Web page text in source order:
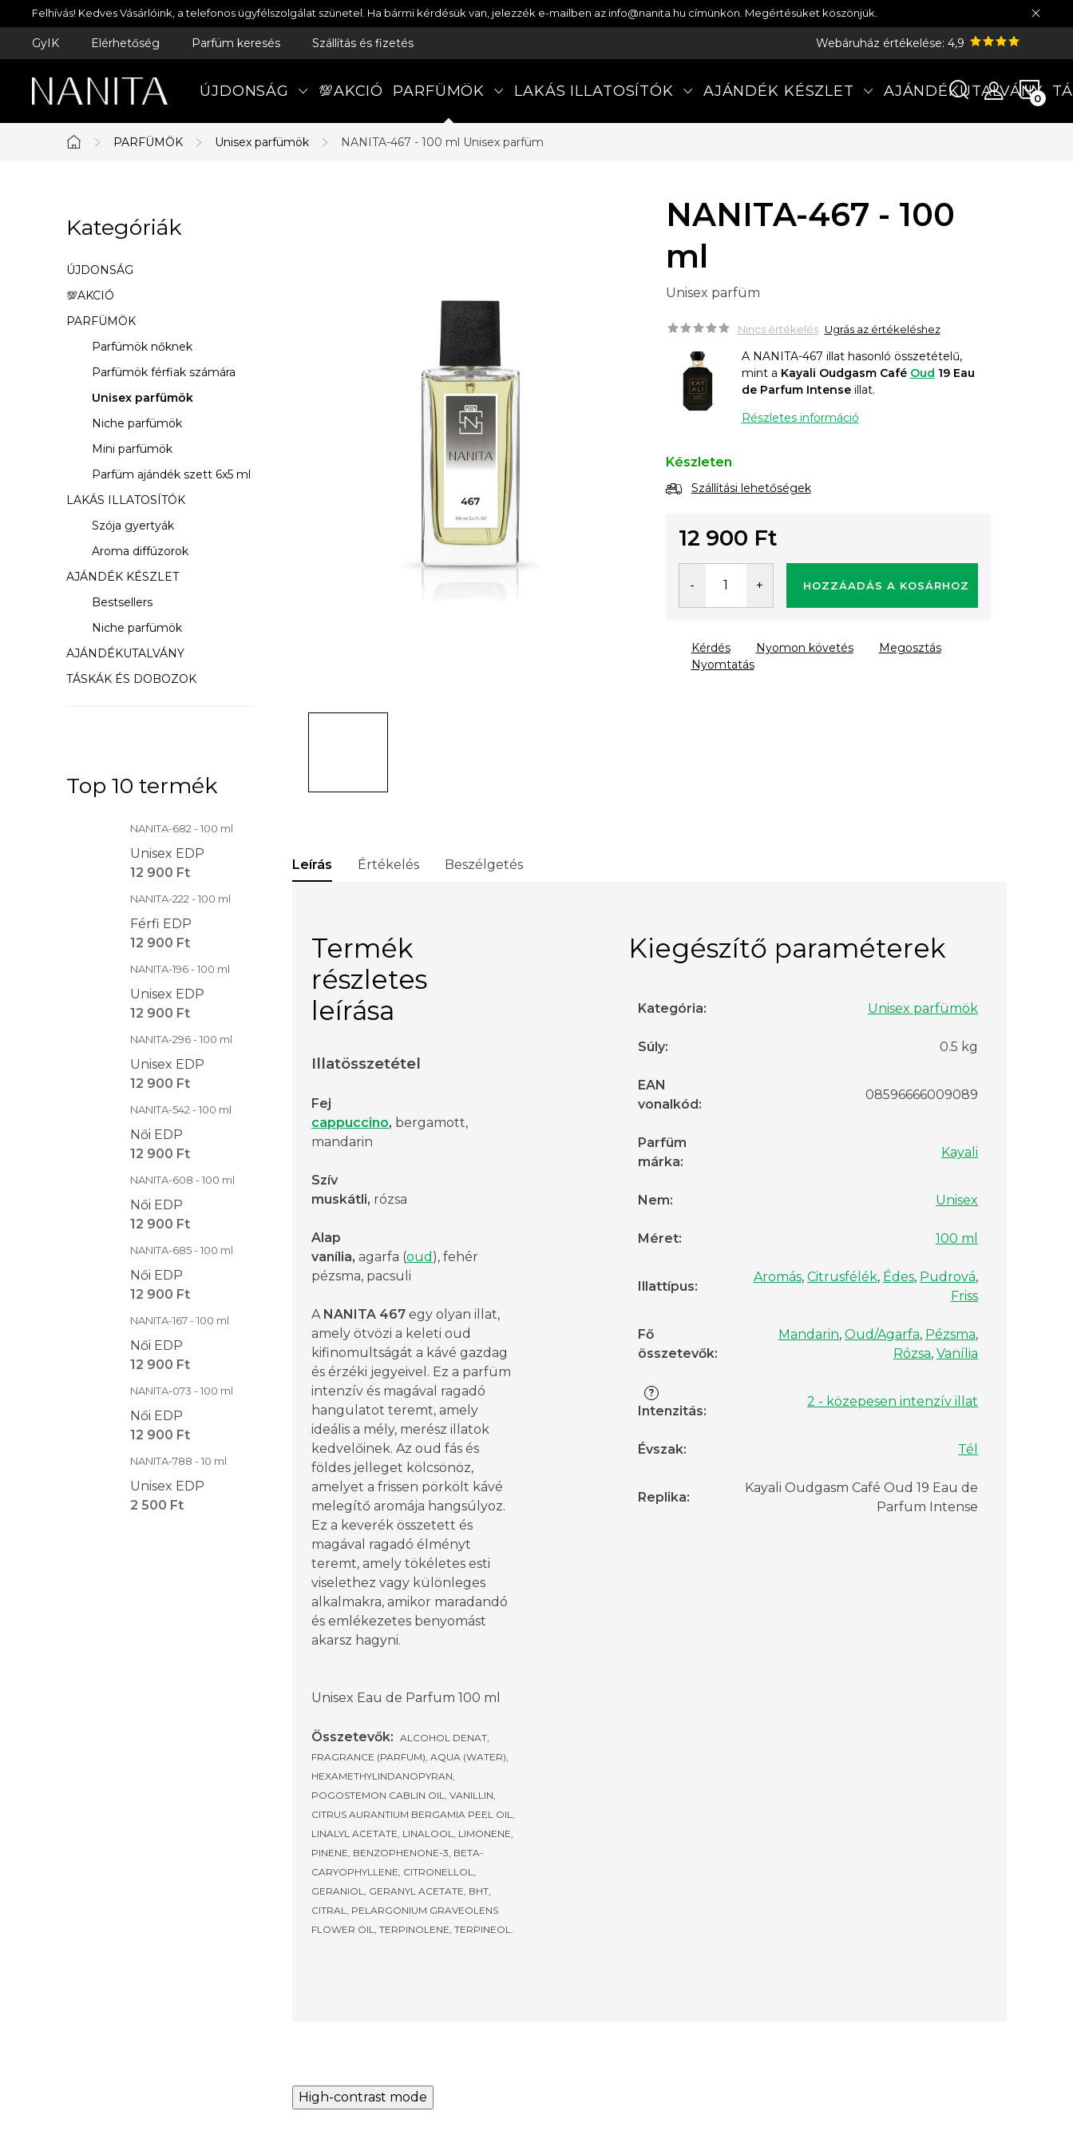
Ugrás
a
Felhívás! Kedves Vásárlóink, a telefonos ügyfélszolgálat szünetel. Ha bármi kérdésük van, jelezzék e-mailben az info@nanita.hu címünkön. Megértésüket köszönjük.
GyIK Elérhetőség Parfüm keresés Szállítás és fizetés Webáruház értékelése: 4,9
ÚJDONSÁG 💯AKCIÓ PARFÜMÖK LAKÁS ILLATOSÍTÓK AJÁNDÉK KÉSZLET AJÁNDÉKUTALVÁNY
Kezdőlap
PARFÜMÖK Unisex parfümök NANITA-467 - 100 ml Unisex parfüm
l
d
a
l
n
Kategóriák
átugrása
Kategóriák
ÚJDONSÁG
💯AKCIÓ
PARFÜMÖK
Parfümök nőknek
Parfümök férfiak számára
Unisex parfümök
Niche parfümök
Mini parfümök
Parfüm ajándék szett 6x5 ml
LAKÁS ILLATOSÍTÓK
Szója gyertyák
Aroma diffúzorok
AJÁNDÉK KÉSZLET
Bestsellers
Niche parfümök
AJÁNDÉKUTALVÁNY
TÁSKÁK ÉS DOBOZOK
Top 10 termék
NANITA-682 - 100 ml
Unisex EDP
12 900 Ft
NANITA-222 - 100 ml
Férfi EDP
12 900 Ft
NANITA-196 - 100 ml
Unisex EDP
12 900 Ft
NANITA-296 - 100 ml
Unisex EDP
12 900 Ft
NANITA-542 - 100 ml
Női EDP
12 900 Ft
NANITA-608 - 100 ml
Női EDP
12 900 Ft
NANITA-685 - 100 ml
Női EDP
12 900 Ft
NANITA-167 - 100 ml
Női EDP
12 900 Ft
NANITA-073 - 100 ml
Női EDP
12 900 Ft
NANITA-788 - 10 ml
Unisex EDP
2 500 Ft
NANITA-467 - 100
ml
Unisex parfüm
Nincs értékelés Ugrás az értékeléshez
A NANITA-467 illat hasonló összetételű,
mint a Kayali Oudgasm Café Oud 19 Eau
de Parfum Intenseillat.
Részletes információ
Készleten
Szállítási lehetőségek
12 900 Ft
HOZZÁADÁS A KOSÁRHOZ
Nyomtatás
Kérdés Nyomon követés Megosztás
Leírás Értékelés Beszélgetés
Termék
részletes
leírása
Illatösszetétel
Fej
cappuccino, bergamott,
mandarin
Szív
muskátli, rózsa
Alap
vanília, agarfa (oud ), fehér
pézsma, pacsuli
ANANITA 467 egy olyan illat,
amely ötvözi a keleti oud
kifinomultságát a kávé gazdag
és érzéki jegyeivel. Ez a parfüm
intenzív és magával ragadó
hangulatot teremt, amely
ideális a mély, merész illatok
kedvelőinek. Az oud fás és
földes jelleget kölcsönöz,
amelyet a frissen pörkölt kávé
melegítő aromája hangsúlyoz.
Ez a keverék összetett és
magával ragadó élményt
teremt, amely tökéletes esti
viselethez vagy különleges
alkalmakra, amikor maradandó
és emlékezetes benyomást
akarsz hagyni.
Unisex Eau de Parfum 100 ml
Összetevők: ALCOHOL DENAT,
FRAGRANCE (PARFUM), AQUA (WATER),
HEXAMETHYLINDANOPYRAN,
POGOSTEMON CABLIN OIL, VANILLIN,
CITRUS AURANTIUM BERGAMIA PEEL OIL,
LINALYL ACETATE, LINALOOL, LIMONENE,
PINENE, BENZOPHENONE-3, BETA-
CARYOPHYLLENE, CITRONELLOL,
GERANIOL, GERANYL ACETATE, BHT,
CITRAL, PELARGONIUM GRAVEOLENS
FLOWER OIL, TERPINOLENE, TERPINEOL.
Kiegészítő paraméterek
Kategória: Unisex parfümök
Súly: 0.5 kg
EAN
vonalkód :
08596666009089
Parfüm
márka:
Kayali
Nem: Unisex
Méret: 100 ml
Illattípus:
Aromás, Citrusfélék, Édes, Pudrová,
Friss
Fő
összetevők:
Mandarin, Oud/Agarfa, Pézsma,
Rózsa, Vanília
?
Intenzitás:
2 - közepesen intenzív illat
Évszak: Tél
Replika:
Kayali Oudgasm Café Oud 19 Eau de
Parfum Intense
High-contrast mode